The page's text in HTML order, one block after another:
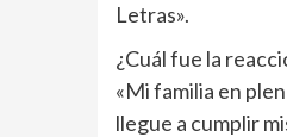
Letras».
¿Cuál fue la
«Mi familia en
llegue a cumplir